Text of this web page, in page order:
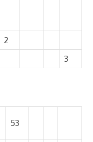
2
3
53